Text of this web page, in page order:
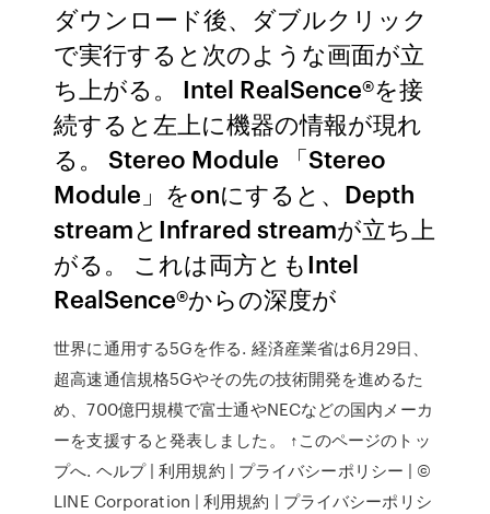
ダウンロード後、ダブルクリック
で実行すると次のような画面が立
ち上がる。 Intel RealSence®を接
続すると左上に機器の情報が現れ
る。 Stereo Module 「Stereo
Module」をonにすると、Depth
streamとInfrared streamが立ち上
がる。 これは両方ともIntel
RealSence®からの深度が
世界に通用する5Gを作る. 経済産業省は6月29日、
超高速通信規格5Gやその先の技術開発を進めるた
め、700億円規模で富士通やNECなどの国内メーカ
ーを支援すると発表しました。 ↑このページのトッ
プへ. ヘルプ | 利用規約 | プライバシーポリシー | ©
LINE Corporation | 利用規約 | プライバシーポリシ